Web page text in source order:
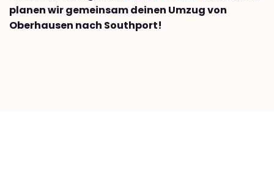
planen wir gemeinsam deinen Umzug von
Oberhausen nach Southport!